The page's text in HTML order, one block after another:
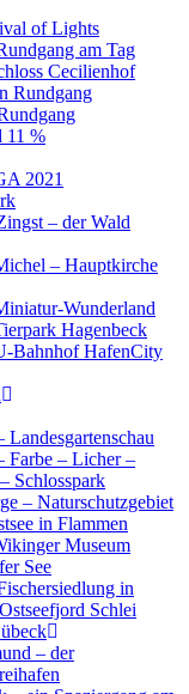
of Lights
am Tag
Cecilienhof
Rundgang
11 %
2021
– der Wald
– Hauptkirche
Wunderland
Hagenbeck
Bahnhof HafenCity
Landesgartenschau
Farbe – Licher –
Schlosspark
– Naturschutzgebiet
in Flammen
Museum
See
in
Schlei
– der